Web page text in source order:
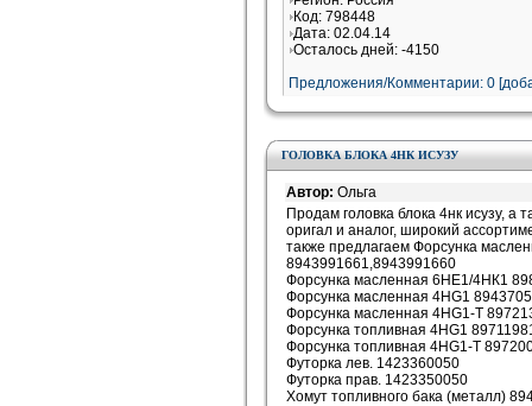
Код: 798448
Дата: 02.04.14
Осталось дней: -4150
Предложения/Комментарии: 0
ГОЛОВКА БЛОКА 4НК ИСУЗУ
Автор: Ольга
Продам головка блока 4нк исузу, а
оригал и аналог, широкий
также предлагаем Форсунка
8943991661,8943991660
Форсунка масленная 6НЕ1/4НК1
Форсунка масленная 4HG1
Форсунка масленная 4HG1-Т
Форсунка топливная 4HG1
Форсунка топливная 4HG1-T
Футорка лев. 1423360050
Футорка прав. 1423350050
Хомут топливного бака (металл)